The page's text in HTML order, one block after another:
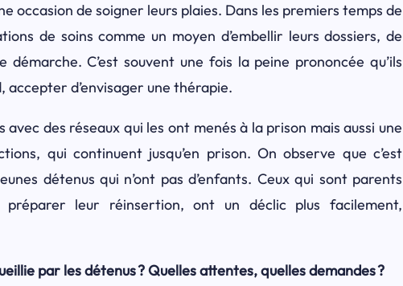
occasion de soigner leurs plaies. Dans les premiers temps de
de soins comme un moyen d’embellir leurs dossiers, de
démarche. C’est souvent une fois la peine prononcée qu’ils
d’envisager une thérapie.
des réseaux qui les ont menés à la prison mais aussi une
qui continuent jusqu’en prison. On observe que c’est
détenus qui n’ont pas d’enfants. Ceux qui sont parents
leur réinsertion, ont un déclic plus facilement,
par les détenus ? Quelles attentes, quelles demandes ?